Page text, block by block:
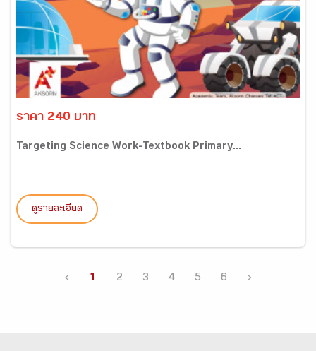
ราคา 240 บาท
Targeting Science Work-Textbook Primary...
ดูรายละเอียด
‹ 1 2 3 4 5 6 ›